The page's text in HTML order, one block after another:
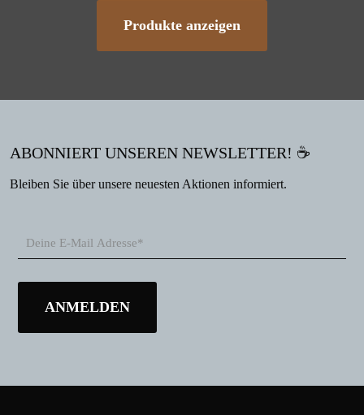
Produkte anzeigen
ABONNIERT UNSEREN NEWSLETTER! ☕
Bleiben Sie über unsere neuesten Aktionen informiert.